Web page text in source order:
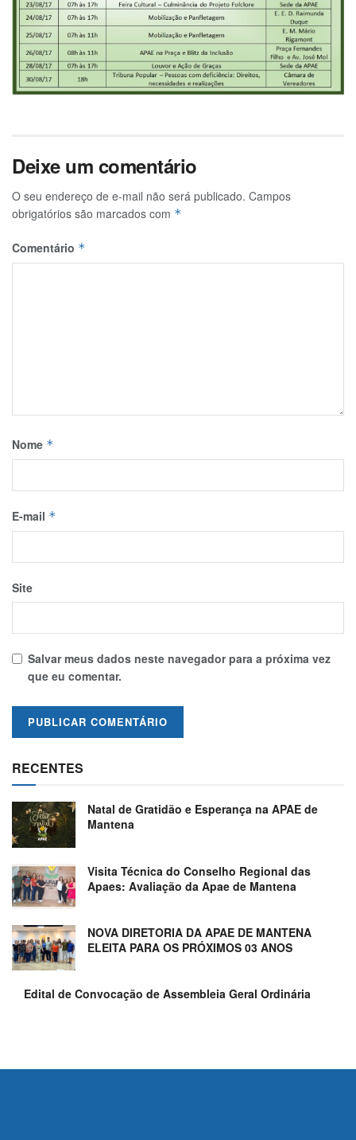
Deixe um comentário
O seu endereço de e-mail não será publicado. Campos
obrigatórios são marcados com *
Comentário *
Nome *
E-mail *
Site
Salvar meus dados neste navegador para a próxima vez
que eu comentar.
RECENTES
Natal de Gratidão e Esperança na APAE de
Mantena
Visita Técnica do Conselho Regional das
Apaes: Avaliação da Apae de Mantena
NOVA DIRETORIA DA APAE DE MANTENA
ELEITA PARA OS PRÓXIMOS 03 ANOS
Edital de Convocação de Assembleia Geral Ordinária